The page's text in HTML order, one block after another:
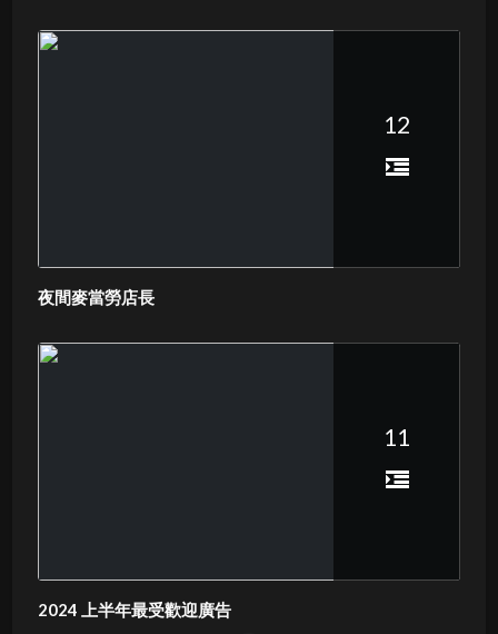
12
夜間麥當勞店長
11
2024 上半年最受歡迎廣告